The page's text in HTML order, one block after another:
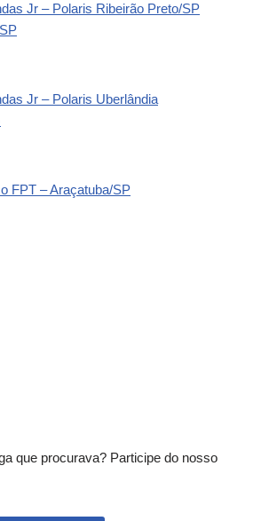
Jr – Polaris Ribeirão Preto/SP
Jr – Polaris Uberlândia
FPT – Araçatuba/SP
que procurava? Participe do nosso